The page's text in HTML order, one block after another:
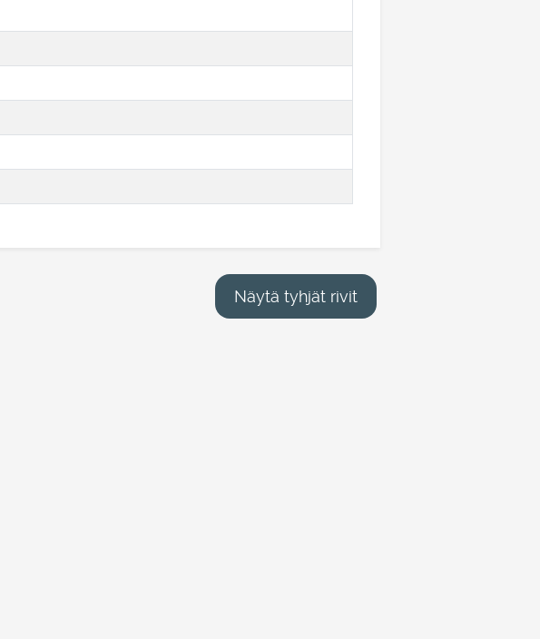
Näytä tyhjät rivit